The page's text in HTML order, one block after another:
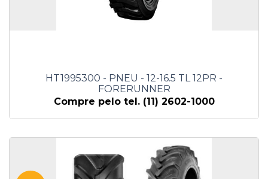
HT1995300 - PNEU - 12-16.5 TL 12PR -
FORERUNNER
Compre pelo tel. (11) 2602-1000